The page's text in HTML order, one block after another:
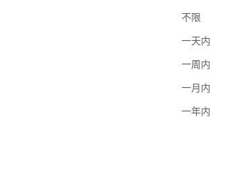
不限
一天内
一周内
一月内
一年内